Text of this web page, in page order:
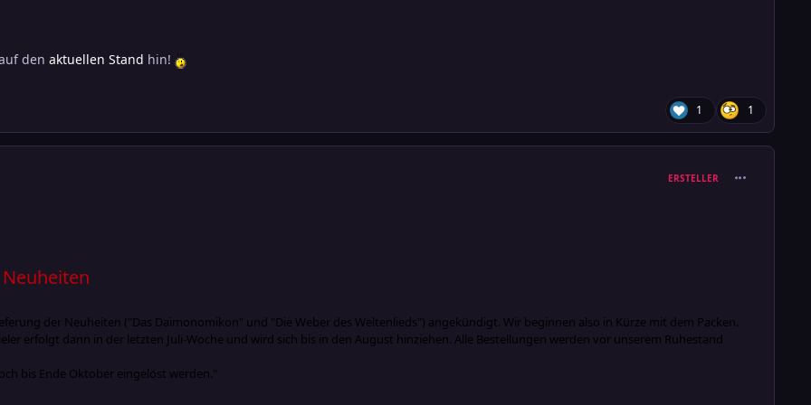
den aktuellen Stand hin!
1 1
ERSTELLER
der Neuheiten ("Das Daimonomikon" und "Die Weber des Weltenlieds") angekündigt. Wir beginnen also in Kürze mit dem Packen.
erfolgt dann in der letzten Juli-Woche und wird sich bis in den August hinziehen. Alle Bestellungen werden vor unserem Ruhestand
bis Ende Oktober eingelöst werden."